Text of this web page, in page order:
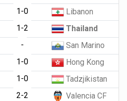
1-0
Libanon
1-2
Thailand
-
San Marino
1-0
Hong Kong
1-0
Tadzjikistan
2-2
Valencia CF